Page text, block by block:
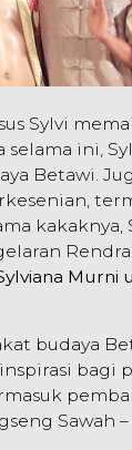
Sylvi
ini,
Betawi.
kakaknya,
Rendra
Murni
budaya
bagi
Sawah